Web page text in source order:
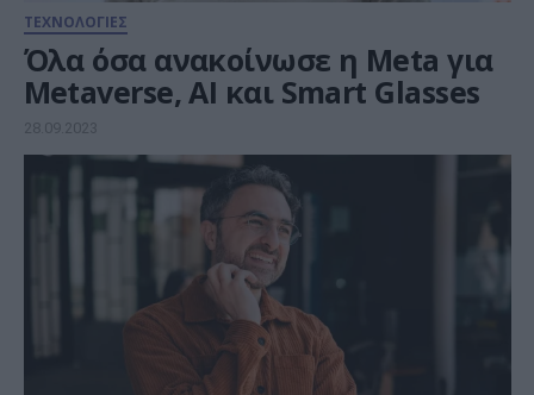
ΤΕΧΝΟΛΟΓΙΕΣ
Όλα όσα ανακοίνωσε η Meta για
Metaverse, ΑΙ και Smart Glasses
28.09.2023